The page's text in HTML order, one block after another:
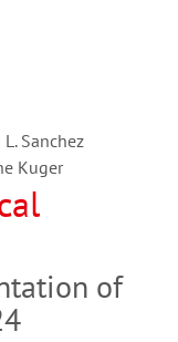
L. Sanchez
Kuger
of